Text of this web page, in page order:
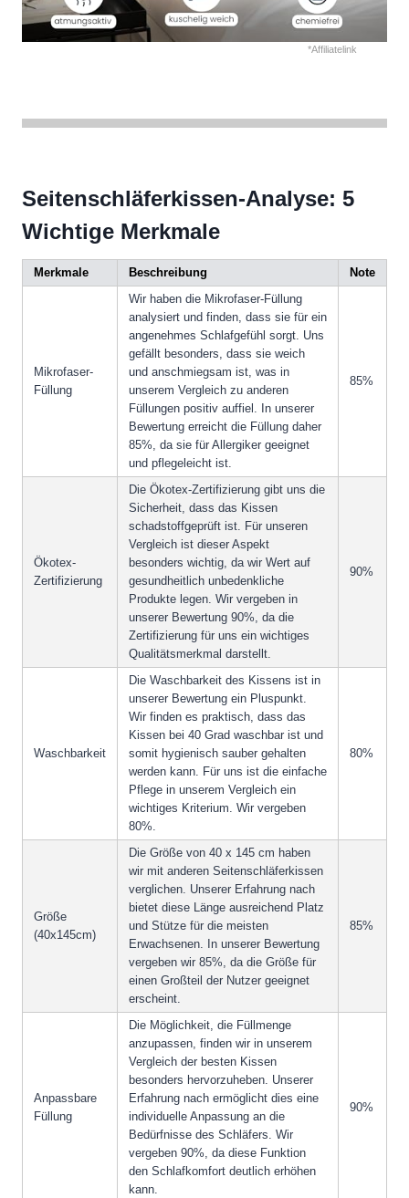
*Affiliatelink
Seitenschläferkissen-Analyse: 5
Wichtige Merkmale
Merkmale Beschreibung Note
Mikrofaser-
Füllung
Wir haben die Mikrofaser-Füllung
analysiert und finden, dass sie für ein
angenehmes Schlafgefühl sorgt. Uns
gefällt besonders, dass sie weich
und anschmiegsam ist, was in
unserem Vergleich zu anderen
Füllungen positiv auffiel. In unserer
Bewertung erreicht die Füllung daher
85%, da sie für Allergiker geeignet
und pflegeleicht ist.
85%
Ökotex-
Zertifizierung
Die Ökotex-Zertifizierung gibt uns die
Sicherheit, dass das Kissen
schadstoffgeprüft ist. Für unseren
Vergleich ist dieser Aspekt
besonders wichtig, da wir Wert auf
gesundheitlich unbedenkliche
Produkte legen. Wir vergeben in
unserer Bewertung 90%, da die
Zertifizierung für uns ein wichtiges
Qualitätsmerkmal darstellt.
90%
Waschbarkeit
Die Waschbarkeit des Kissens ist in
unserer Bewertung ein Pluspunkt.
Wir finden es praktisch, dass das
Kissen bei 40 Grad waschbar ist und
somit hygienisch sauber gehalten
werden kann. Für uns ist die einfache
Pflege in unserem Vergleich ein
wichtiges Kriterium. Wir vergeben
80%.
80%
Größe
(40x145cm)
Die Größe von 40 x 145 cm haben
wir mit anderen Seitenschläferkissen
verglichen. Unserer Erfahrung nach
bietet diese Länge ausreichend Platz
und Stütze für die meisten
Erwachsenen. In unserer Bewertung
vergeben wir 85%, da die Größe für
einen Großteil der Nutzer geeignet
erscheint.
85%
Anpassbare
Füllung
Die Möglichkeit, die Füllmenge
anzupassen, finden wir in unserem
Vergleich der besten Kissen
besonders hervorzuheben. Unserer
Erfahrung nach ermöglicht dies eine
individuelle Anpassung an die
Bedürfnisse des Schläfers. Wir
vergeben 90%, da diese Funktion
den Schlafkomfort deutlich erhöhen
kann.
90%